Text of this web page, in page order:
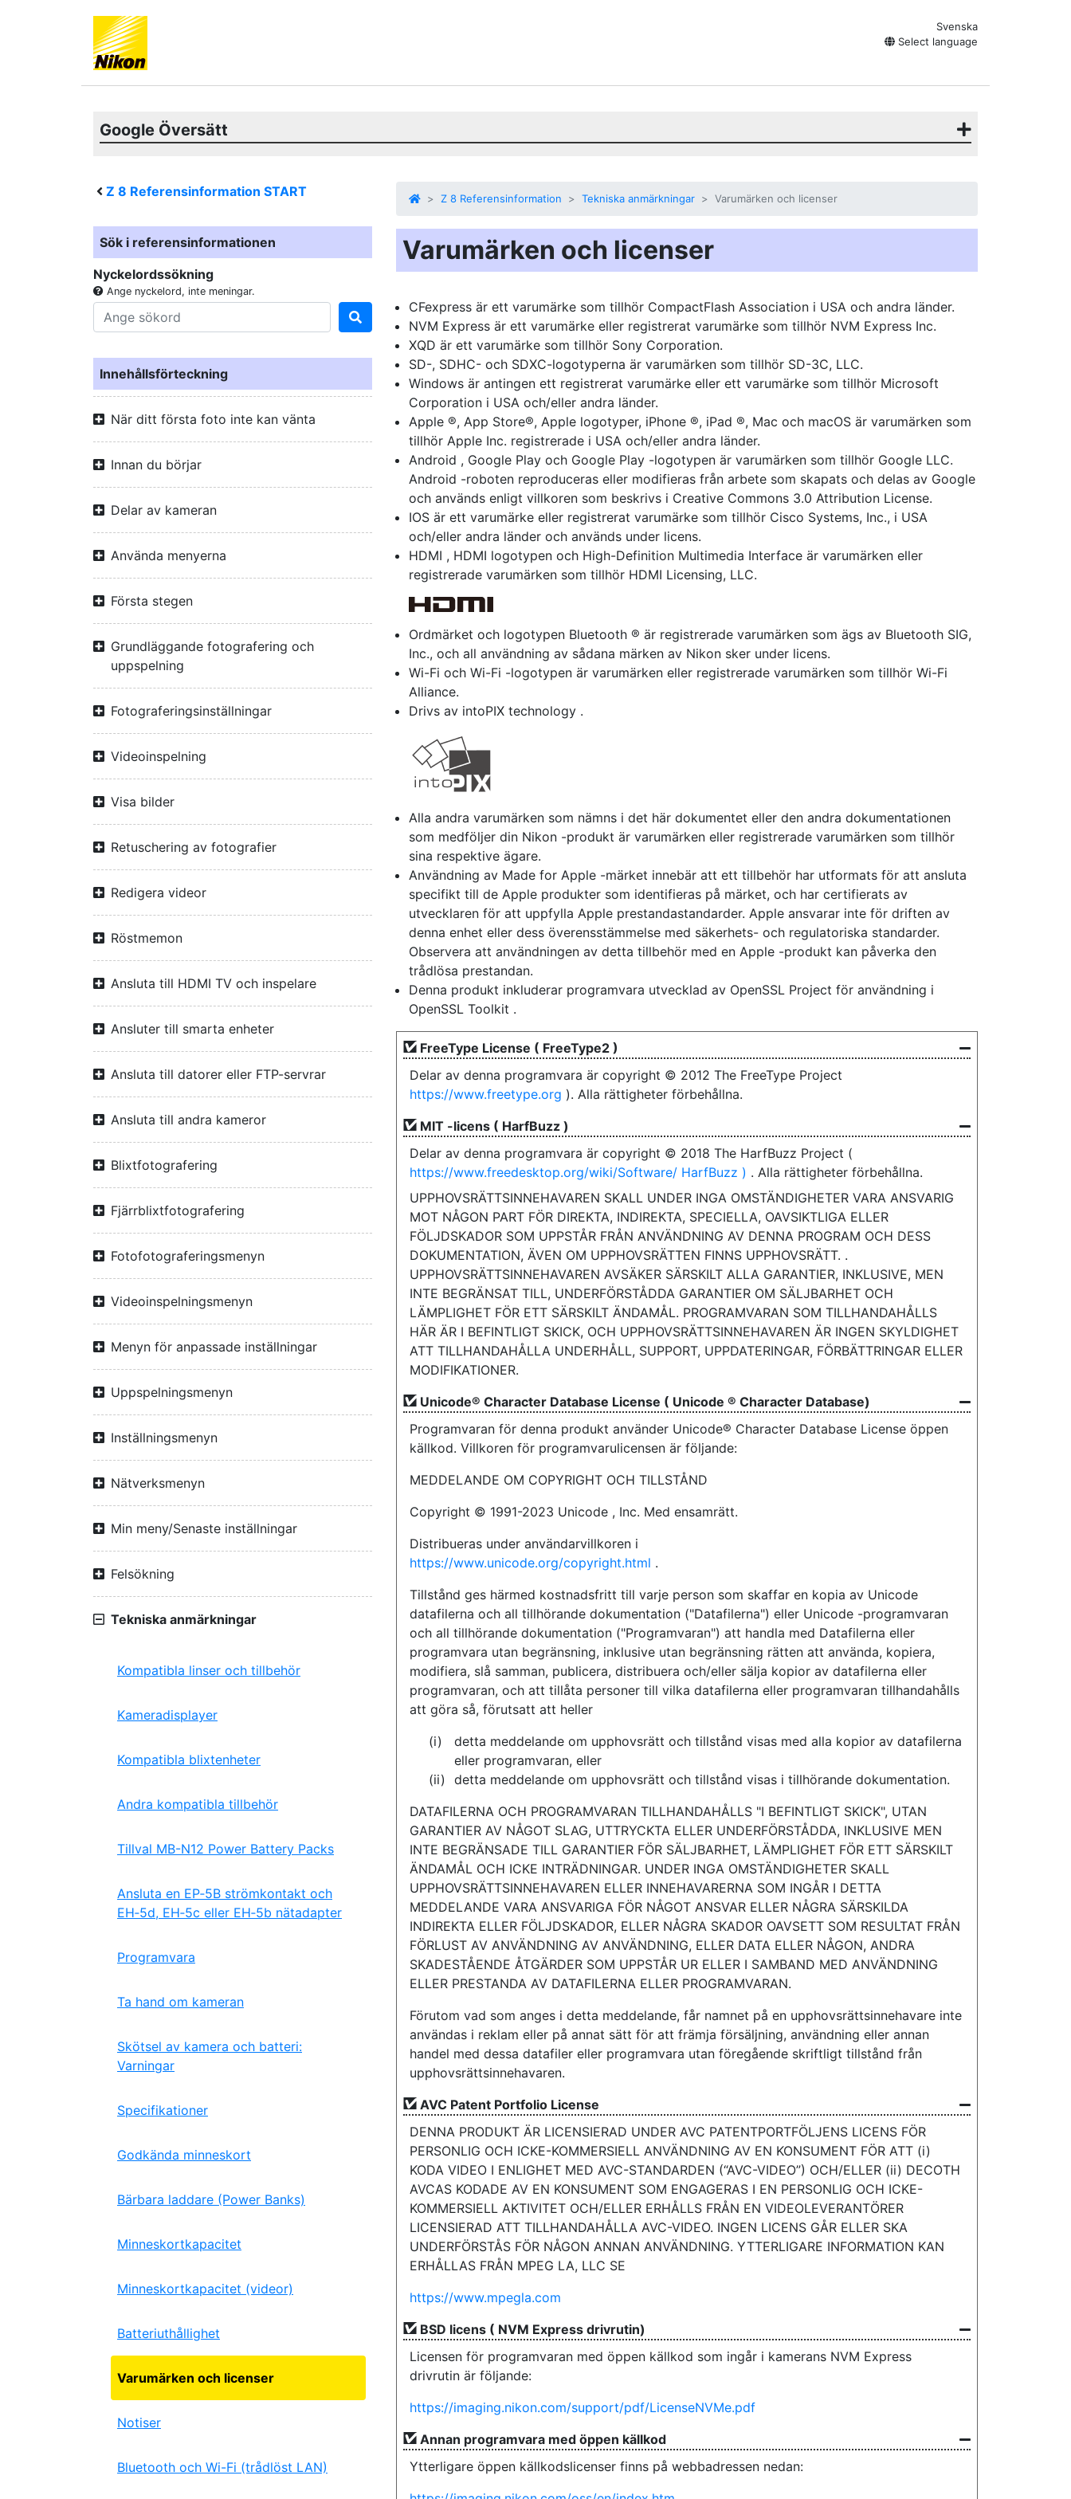
Svenska
Select language
Google Översätt
Z 8 Referensinformation START
Sök i referensinformationen
Nyckelordssökning
Ange nyckelord, inte meningar.
Innehållsförteckning
När ditt första foto inte kan vänta
Innan du börjar
Delar av kameran
Använda menyerna
Första stegen
Grundläggande fotografering och
uppspelning
Fotograferingsinställningar
Videoinspelning
Visa bilder
Retuschering av fotografier
Redigera videor
Röstmemon
Ansluta till HDMI TV och inspelare
Ansluter till smarta enheter
Ansluta till datorer eller FTP-servrar
Ansluta till andra kameror
Blixtfotografering
Fjärrblixtfotografering
Fotofotograferingsmenyn
Videoinspelningsmenyn
Menyn för anpassade inställningar
Uppspelningsmenyn
Inställningsmenyn
Nätverksmenyn
Min meny/Senaste inställningar
Felsökning
Tekniska anmärkningar
Kompatibla linser och tillbehör
Kameradisplayer
Kompatibla blixtenheter
Andra kompatibla tillbehör
Tillval MB-N12 Power Battery Packs
Ansluta en EP‑5B strömkontakt och
EH‑5d, EH‑5c eller EH‑5b nätadapter
Programvara
Ta hand om kameran
Skötsel av kamera och batteri:
Varningar
Specifikationer
Godkända minneskort
Bärbara laddare (Power Banks)
Minneskortkapacitet
Minneskortkapacitet (videor)
Batteriuthållighet
Varumärken och licenser
Notiser
Bluetooth och Wi-Fi (trådlöst LAN)
Z 8 Referensinformation Tekniska anmärkningar Varumärken och licenser
Varumärken och licenser
CFexpress är ett varumärke som tillhör CompactFlash Association i USA och andra länder.
NVM Express är ett varumärke eller registrerat varumärke som tillhör NVM Express Inc.
XQD är ett varumärke som tillhör Sony Corporation.
SD-, SDHC- och SDXC-logotyperna är varumärken som tillhör SD-3C, LLC.
Windows är antingen ett registrerat varumärke eller ett varumärke som tillhör Microsoft
Corporation i USA och/eller andra länder.
Apple ®, App Store®, Apple logotyper, iPhone ®, iPad ®, Mac och macOS är varumärken som
tillhör Apple Inc. registrerade i USA och/eller andra länder.
Android , Google Play och Google Play -logotypen är varumärken som tillhör Google LLC.
Android -roboten reproduceras eller modifieras från arbete som skapats och delas av Google
och används enligt villkoren som beskrivs i Creative Commons 3.0 Attribution License.
IOS är ett varumärke eller registrerat varumärke som tillhör Cisco Systems, Inc., i USA
och/eller andra länder och används under licens.
HDMI , HDMI logotypen och High-Definition Multimedia Interface är varumärken eller
registrerade varumärken som tillhör HDMI Licensing, LLC.
Ordmärket och logotypen Bluetooth ® är registrerade varumärken som ägs av Bluetooth SIG,
Inc., och all användning av sådana märken av Nikon sker under licens.
Wi-Fi och Wi-Fi -logotypen är varumärken eller registrerade varumärken som tillhör Wi-Fi
Alliance.
Drivs av intoPIX technology .
Alla andra varumärken som nämns i det här dokumentet eller den andra dokumentationen
som medföljer din Nikon -produkt är varumärken eller registrerade varumärken som tillhör
sina respektive ägare.
Användning av Made for Apple -märket innebär att ett tillbehör har utformats för att ansluta
specifikt till de Apple produkter som identifieras på märket, och har certifierats av
utvecklaren för att uppfylla Apple prestandastandarder. Apple ansvarar inte för driften av
denna enhet eller dess överensstämmelse med säkerhets- och regulatoriska standarder.
Observera att användningen av detta tillbehör med en Apple -produkt kan påverka den
trådlösa prestandan.
Denna produkt inkluderar programvara utvecklad av OpenSSL Project för användning i
OpenSSL Toolkit .
FreeType License ( FreeType2 )
Delar av denna programvara är copyright © 2012 The FreeType Project
https://www.freetype.org ). Alla rättigheter förbehållna.
MIT -licens ( HarfBuzz )
Delar av denna programvara är copyright © 2018 The HarfBuzz Project (
https://www.freedesktop.org/wiki/Software/ HarfBuzz ) . Alla rättigheter förbehållna.
UPPHOVSRÄTTSINNEHAVAREN SKALL UNDER INGA OMSTÄNDIGHETER VARA ANSVARIG
MOT NÅGON PART FÖR DIREKTA, INDIREKTA, SPECIELLA, OAVSIKTLIGA ELLER
FÖLJDSKADOR SOM UPPSTÅR FRÅN ANVÄNDNING AV DENNA PROGRAM OCH DESS
DOKUMENTATION, ÄVEN OM UPPHOVSRÄTTEN FINNS UPPHOVSRÄTT. .
UPPHOVSRÄTTSINNEHAVAREN AVSÄKER SÄRSKILT ALLA GARANTIER, INKLUSIVE, MEN
INTE BEGRÄNSAT TILL, UNDERFÖRSTÅDDA GARANTIER OM SÄLJBARHET OCH
LÄMPLIGHET FÖR ETT SÄRSKILT ÄNDAMÅL. PROGRAMVARAN SOM TILLHANDAHÅLLS
HÄR ÄR I BEFINTLIGT SKICK, OCH UPPHOVSRÄTTSINNEHAVAREN ÄR INGEN SKYLDIGHET
ATT TILLHANDAHÅLLA UNDERHÅLL, SUPPORT, UPPDATERINGAR, FÖRBÄTTRINGAR ELLER
MODIFIKATIONER.
Unicode® Character Database License ( Unicode ® Character Database)
Programvaran för denna produkt använder Unicode® Character Database License öppen
källkod. Villkoren för programvarulicensen är följande:
MEDDELANDE OM COPYRIGHT OCH TILLSTÅND
Copyright © 1991-2023 Unicode , Inc. Med ensamrätt.
Distribueras under användarvillkoren i
https://www.unicode.org/copyright.html .
Tillstånd ges härmed kostnadsfritt till varje person som skaffar en kopia av Unicode
datafilerna och all tillhörande dokumentation ("Datafilerna") eller Unicode -programvaran
och all tillhörande dokumentation ("Programvaran") att handla med Datafilerna eller
programvara utan begränsning, inklusive utan begränsning rätten att använda, kopiera,
modifiera, slå samman, publicera, distribuera och/eller sälja kopior av datafilerna eller
programvaran, och att tillåta personer till vilka datafilerna eller programvaran tillhandahålls
att göra så, förutsatt att heller
detta meddelande om upphovsrätt och tillstånd visas med alla kopior av datafilerna
eller programvaran, eller
detta meddelande om upphovsrätt och tillstånd visas i tillhörande dokumentation.
DATAFILERNA OCH PROGRAMVARAN TILLHANDAHÅLLS "I BEFINTLIGT SKICK", UTAN
GARANTIER AV NÅGOT SLAG, UTTRYCKTA ELLER UNDERFÖRSTÅDDA, INKLUSIVE MEN
INTE BEGRÄNSADE TILL GARANTIER FÖR SÄLJBARHET, LÄMPLIGHET FÖR ETT SÄRSKILT
ÄNDAMÅL OCH ICKE INTRÄDNINGAR. UNDER INGA OMSTÄNDIGHETER SKALL
UPPHOVSRÄTTSINNEHAVAREN ELLER INNEHAVARERNA SOM INGÅR I DETTA
MEDDELANDE VARA ANSVARIGA FÖR NÅGOT ANSVAR ELLER NÅGRA SÄRSKILDA
INDIREKTA ELLER FÖLJDSKADOR, ELLER NÅGRA SKADOR OAVSETT SOM RESULTAT FRÅN
FÖRLUST AV ANVÄNDNING AV ANVÄNDNING, ELLER DATA ELLER NÅGON, ANDRA
SKADESTÅENDE ÅTGÄRDER SOM UPPSTÅR UR ELLER I SAMBAND MED ANVÄNDNING
ELLER PRESTANDA AV DATAFILERNA ELLER PROGRAMVARAN.
Förutom vad som anges i detta meddelande, får namnet på en upphovsrättsinnehavare inte
användas i reklam eller på annat sätt för att främja försäljning, användning eller annan
handel med dessa datafiler eller programvara utan föregående skriftligt tillstånd från
upphovsrättsinnehavaren.
AVC Patent Portfolio License
DENNA PRODUKT ÄR LICENSIERAD UNDER AVC PATENTPORTFÖLJENS LICENS FÖR
PERSONLIG OCH ICKE-KOMMERSIELL ANVÄNDNING AV EN KONSUMENT FÖR ATT (i)
KODA VIDEO I ENLIGHET MED AVC-STANDARDEN (“AVC-VIDEO”) OCH/ELLER (ii) DECOTH
AVCAS KODADE AV EN KONSUMENT SOM ENGAGERAS I EN PERSONLIG OCH ICKE-
KOMMERSIELL AKTIVITET OCH/ELLER ERHÅLLS FRÅN EN VIDEOLEVERANTÖRER
LICENSIERAD ATT TILLHANDAHÅLLA AVC-VIDEO. INGEN LICENS GÅR ELLER SKA
UNDERFÖRSTÅS FÖR NÅGON ANNAN ANVÄNDNING. YTTERLIGARE INFORMATION KAN
ERHÅLLAS FRÅN MPEG LA, LLC SE
https://www.mpegla.com
BSD licens ( NVM Express drivrutin)
Licensen för programvaran med öppen källkod som ingår i kamerans NVM Express
drivrutin är följande:
https://imaging.nikon.com/support/pdf/LicenseNVMe.pdf
Annan programvara med öppen källkod
Ytterligare öppen källkodslicenser finns på webbadressen nedan: